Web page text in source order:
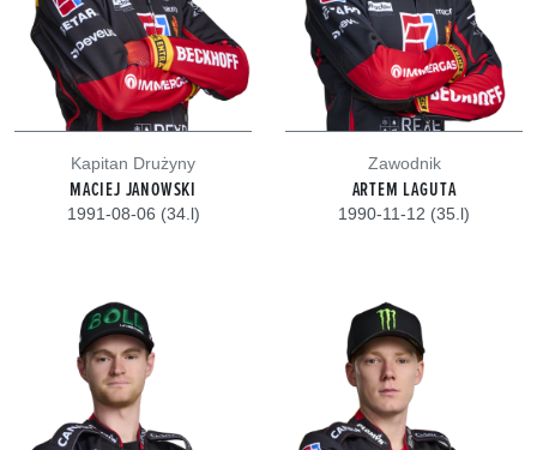
Kapitan Drużyny
MACIEJ JANOWSKI
1991-08-06 (34.l)
Zawodnik
ARTEM LAGUTA
1990-11-12 (35.l)